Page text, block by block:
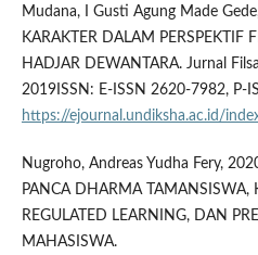
Mudana, I Gusti Agung Made
KARAKTER DALAM PERSPEKTIF
HADJAR DEWANTARA. Jurnal
2019ISSN: E-ISSN 2620-7982, P-
https://ejournal.undiksha.ac.id/
Nugroho, Andreas Yudha Fery,
PANCA DHARMA TAMANSISWA,
REGULATED LEARNING, DAN
MAHASISWA.